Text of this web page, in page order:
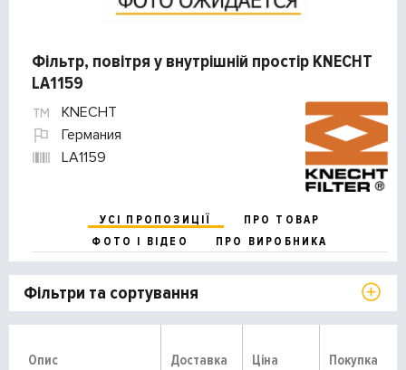
Фільтр, повітря у внутрішній простір KNECHT
LA1159
KNECHT
Германия
LA1159
УСІ ПРОПОЗИЦІЇ
ПРО ТОВАР
ФОТО І ВІДЕО
ПРО ВИРОБНИКА
Фільтри та сортування
Опис Доставка Ціна Покупка